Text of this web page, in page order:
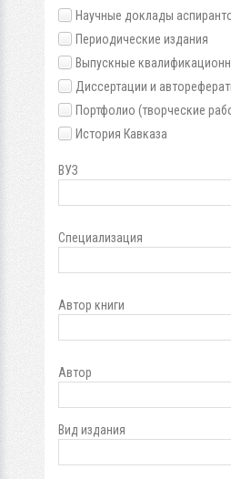
Научные доклады
Периодические издания
Выпускные
Диссертации и
Портфолио (творческие
История Кавказа
ВУЗ
Специализация
Автор книги
Автор
Вид издания